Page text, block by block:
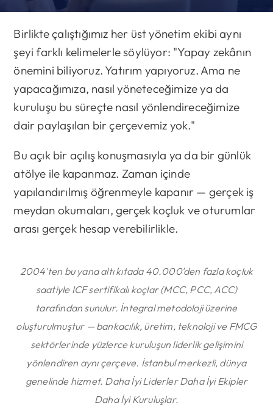
Birlikte çalıştığımız her üst yönetim ekibi aynı
şeyi farklı kelimelerle söylüyor: "Yapay zekânın
önemini biliyoruz. Yatırım yapıyoruz. Ama ne
yapacağımıza, nasıl yöneteceğimize ya da
kuruluşu bu süreçte nasıl yönlendireceğimize
dair paylaşılan bir çerçevemiz yok."
Bu açık bir açılış konuşmasıyla ya da bir günlük
atölye ile kapanmaz. Zaman içinde
yapılandırılmış öğrenmeyle kapanır — gerçek iş
meydan okumaları, gerçek koçluk ve oturumlar
arası gerçek hesap verebilirlikle.
2004'ten bu yana altı kıtada 40.000'den fazla koçluk
saatiyle ICF sertifikalı koçlar (MCC, PCC, ACC)
tarafından sunulur. İntegral metodoloji üzerine
oluşturulmuştur — bankacılık, üretim, teknoloji ve FMCG
sektörlerinde yüzlerce kuruluşun liderlik gelişimini
yönlendiren aynı çerçeve. İstanbul merkezli, dünya
genelinde hizmet. Daha İyi Liderler Daha İyi Ekipler
Daha İyi Kuruluşlar.